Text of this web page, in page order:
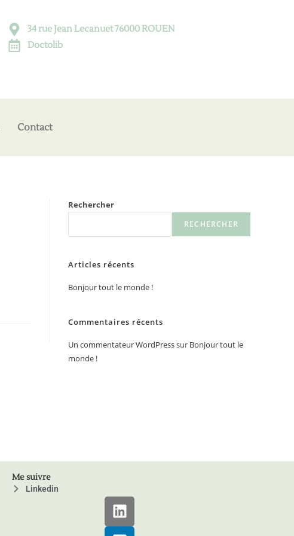
34 rue Jean Lecanuet 76000 ROUEN
Doctolib
Contact
Rechercher
RECHERCHER
Articles récents
Bonjour tout le monde !
Commentaires récents
Un commentateur WordPresssur Bonjour tout le
monde !
Me suivre
Linkedin